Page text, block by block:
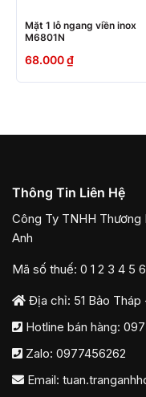
Mặt 1 lỗ ngang viền inox
M6801N
68.000₫
Thông Tin Liên Hệ
Công Ty TNHH
Anh
Mã số thuế: 0 1 2 3 4 5
Địa chỉ: 51 Bảo Tháp
Hotline bán hàng:
Zalo: 0977456262
Email: